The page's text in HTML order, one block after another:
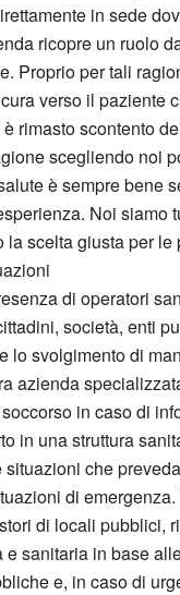
in sede
ricopre un ruolo
Proprio per tali
verso il
rimasto scontento
scegliendo noi
è sempre
Noi
scelta giusta per
di operatori
società, enti
lo svolgimento di
azienda
in caso di
in una struttura
che
di
di locali pubblici,
sanitaria in base
e, in caso di